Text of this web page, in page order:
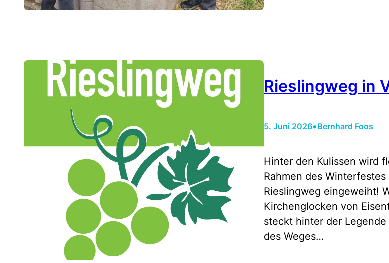
Rieslingweg in
5. Juni 2026•Bernhard Foos
Hinter den Kulissen wird
Rahmen des
Rieslingweg eingeweiht!
Kirchenglocken von
steckt hinter der
des Weges…